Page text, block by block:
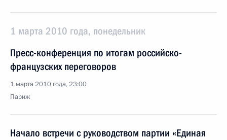
1 марта 2010 года, понедельник
Пресс-конференция по итогам российско-
французских переговоров
1 марта 2010 года, 23:00
Париж
Начало встречи с руководством партии «Единая